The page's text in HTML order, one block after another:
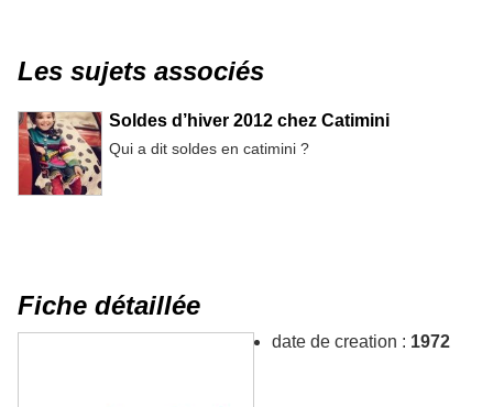
Les sujets associés
Soldes d’hiver 2012 chez Catimini
Qui a dit soldes en catimini ?
Fiche détaillée
date de creation : 1972